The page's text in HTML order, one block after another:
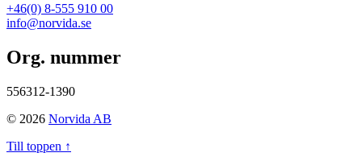
+46(0) 8-555 910 00
info@norvida.se
Org. nummer
556312-1390
© 2026 Norvida AB
Till toppen ↑